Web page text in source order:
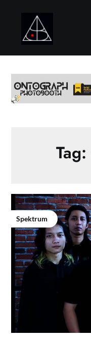
Tag:
Spektrum